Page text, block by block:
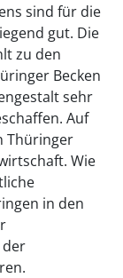
sind für die
gut. Die
zu den
Becken
sehr
Auf
Thüringer
Wie
in den
der